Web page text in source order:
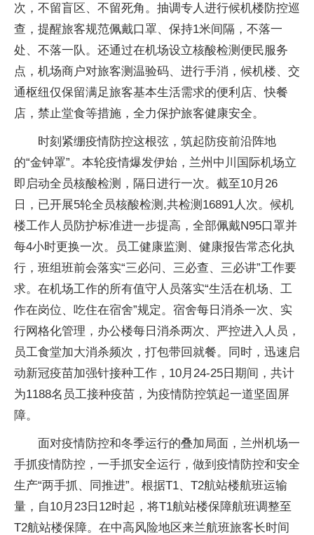
次，不留盲区、不留死角。抽调专人进行候机楼防控巡
查，提醒旅客规范佩戴口罩、保持1米间隔，不落一
处、不落一队。还通过在机场设立核酸检测便民服务
点，机场商户对旅客测温验码、进行手消，候机楼、交
通枢纽仅保留满足旅客基本生活需求的便利店、快餐
店，禁止堂食等措施，全力保护旅客健康安全。
时刻紧绷疫情防控这根弦，筑起防疫前沿阵地
的“金钟罩”。本轮疫情爆发伊始，兰州中川国际机场立
即启动全员核酸检测，隔日进行一次。截至10月26
日，已开展5轮全员核酸检测,共检测16891人次。候机
楼工作人员防护标准进一步提高，全部佩戴N95口罩并
每4小时更换一次。员工健康监测、健康报告常态化执
行，班组班前会落实“三必问、三必查、三必讲”工作要
求。在机场工作的所有值守人员落实“生活在机场、工
作在岗位、吃住在宿舍”规定。宿舍每日消杀一次、实
行网格化管理，办公楼每日消杀两次、严控进入人员，
员工食堂加大消杀频次，打包带回就餐。同时，迅速启
动新冠疫苗加强针接种工作，10月24-25日期间，共计
为1188名员工接种疫苗，为疫情防控筑起一道坚固屏
障。
面对疫情防控和冬季运行的叠加局面，兰州机场一
手抓疫情防控，一手抓安全运行，做到疫情防控和安全
生产“两手抓、同推进”。根据T1、T2航站楼航班运输
量，自10月23日12时起，将T1航站楼保障航班调整至
T2航站楼保障。在中高风险地区来兰航班旅客长时间